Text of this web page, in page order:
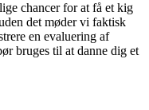
chancer for at få et kig
det møder vi faktisk
en evaluering af
bruges til at danne dig et